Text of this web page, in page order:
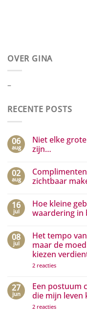
OVER GINA
–
RECENTE POSTS
06
aug
Niet elke
zijn…
op
Niet
elke
hoeft
jouw
droom
02
aug
zichtbaar
op
Complimenten
aan
het
positieve
zichtbaar
maken
16
jul
Hoe kleine
waardering in
op
Hoe
kleine
gebaren
golven
in
beweging
zetten
08
jul
Het tempo
maar de
kiezen
2 reactiesop
van
rouwen
is
iedereen
27
jun
Een postuum
die mijn leven
2 reactiesop